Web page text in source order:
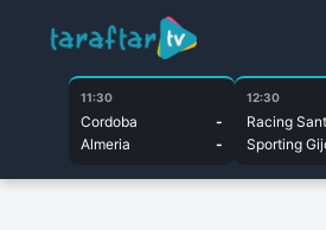
11:30
Cordoba
-
Almeria
-
12:30
Racing
Sporting